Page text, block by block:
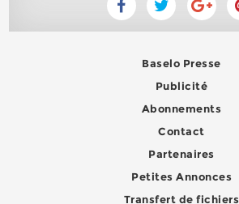
Baselo Presse
Publicité
Abonnements
Contact
Partenaires
Petites Annonces
Transfert de fichiers